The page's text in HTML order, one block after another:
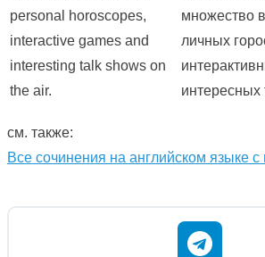
personal horoscopes,
interactive games and
interesting talk shows on
the air.
множество
личных
интересных
см. также:
Все сочинения на английском языке